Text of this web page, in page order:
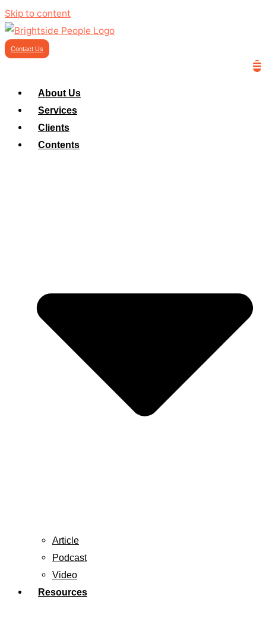
Skip to content
Contact Us
About Us
Services
Clients
Contents
Article
Podcast
Video
Resources